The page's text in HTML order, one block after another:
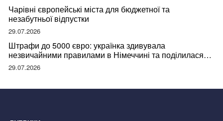
Чарівні європейські міста для бюджетної та
незабутньої відпустки
29.07.2026
Штрафи до 5000 євро: українка здивувала
незвичайними правилами в Німеччині та поділилася
правдою
29.07.2026